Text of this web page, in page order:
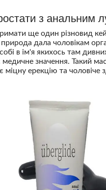
з анальним
ще один різновид
дала чоловікам
в ім'я якихось там
значення. Такий
міцну ерекцію та чоловіче